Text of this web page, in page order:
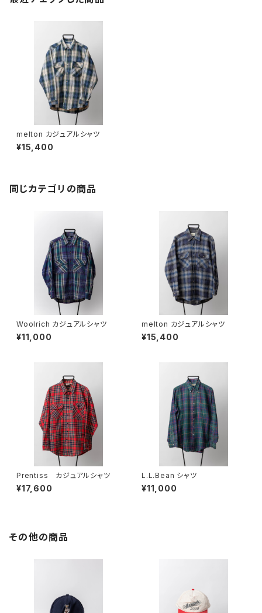
melton カジュアルシャツ
¥15,400
同じカテゴリの商品
Woolrich カジュアルシャツ
¥11,000
melton カジュアルシャツ
¥15,400
Prentiss カジュアルシャツ
¥17,600
L.L.Bean シャツ
¥11,000
その他の商品